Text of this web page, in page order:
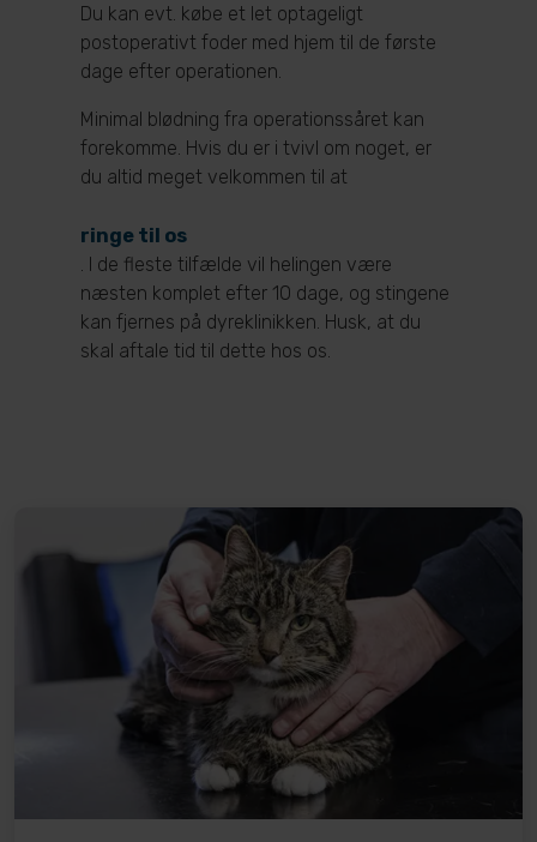
Du kan evt. købe et let optageligt
postoperativt foder med hjem til de første
dage efter operationen.
Minimal blødning fra operationssåret kan
forekomme. Hvis du er i tvivl om noget, er
du altid meget velkommen til at
ringe til os
. I de fleste tilfælde vil helingen være
næsten komplet efter 10 dage, og stingene
kan fjernes på dyreklinikken. Husk, at du
skal aftale tid til dette hos os.